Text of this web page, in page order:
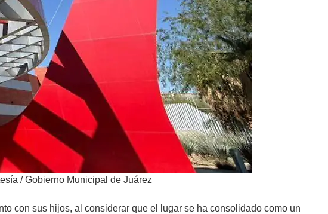
/ Gobierno Municipal de Juárez
con sus hijos, al considerar que el lugar se ha consolidado como un